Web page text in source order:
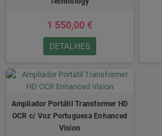
1 550,00 €
DETALHES
Ampliador Portátil Transformer HD
OCR c/ Voz Portuguesa Enhanced
Vision